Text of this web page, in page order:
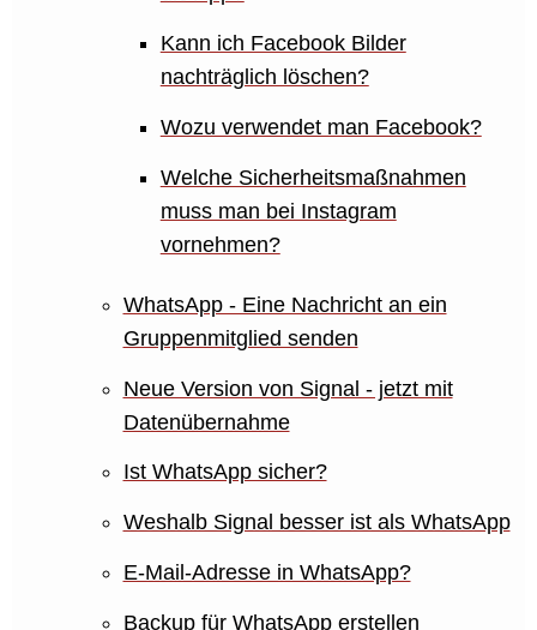
Kann ich Facebook Bilder
nachträglich löschen?
Wozu verwendet man Facebook?
Welche Sicherheitsmaßnahmen
muss man bei Instagram
vornehmen?
WhatsApp - Eine Nachricht an ein
Gruppenmitglied senden
Neue Version von Signal - jetzt mit
Datenübernahme
Ist WhatsApp sicher?
Weshalb Signal besser ist als WhatsApp
E-Mail-Adresse in WhatsApp?
Backup für WhatsApp erstellen